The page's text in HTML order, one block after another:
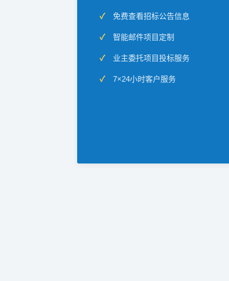
免费查看招标公告信息
智能邮件项目定制
业主委托项目投标服务
7×24小时客户服务